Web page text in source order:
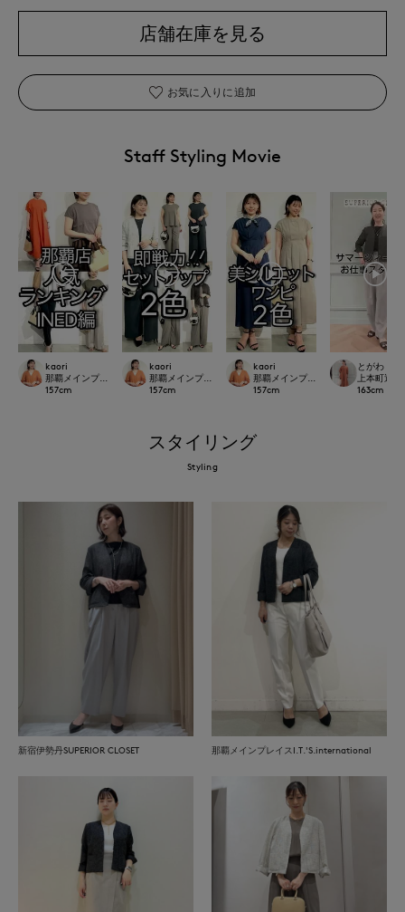
店舗在庫を見る
お気に入りに追加
Staff Styling Movie
kaori
那覇メインプレイスI.T.'S.international
157cm
kaori
那覇メインプレイスI.T.'S.international
157cm
kaori
那覇メインプレイス
157cm
とがわ
上本町近鉄
163cm
スタイリング
Styling
新宿伊勢丹SUPERIOR CLOSET 那覇メインプレイスI.T.'S.international